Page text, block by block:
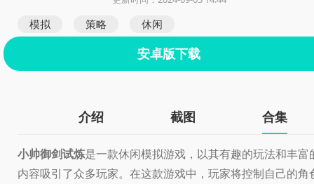
模拟 策略 休闲
安卓版下载
介绍 截图 合集
小帅御剑试炼是一款休闲模拟游戏，以其有趣的玩法和丰富
内容吸引了众多玩家。在这款游戏中，玩家将控制自己的角